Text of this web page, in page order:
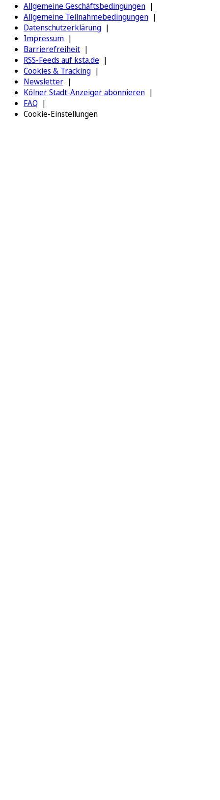
Allgemeine Geschäftsbedingungen
Allgemeine Teilnahmebedingungen
Datenschutzerklärung
Impressum
Barrierefreiheit
RSS-Feeds auf ksta.de
Cookies & Tracking
Newsletter
Kölner Stadt-Anzeiger abonnieren
FAQ
Cookie-Einstellungen